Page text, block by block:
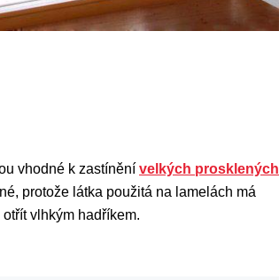
vhodné k zastínění velkých prosklených
protože látka použitá na lamelách má
vlhkým hadříkem.